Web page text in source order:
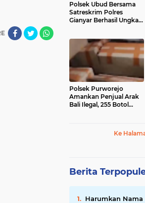
Polsek Ubud Bersama
Satreskrim Polres
Gianyar Berhasil Ungkap
Polsek Purworejo
Amankan Penjual Arak
Bali Ilegal, 255 Botol
Ke
Berita
Harumkan Nama